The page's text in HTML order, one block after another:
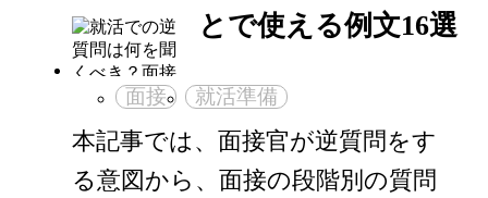
とで使える例文16選
面接 就活準備
本記事では、面接官が逆質問をす
る意図から、面接の段階別の質問